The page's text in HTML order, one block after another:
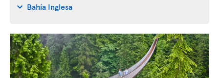
Bahía Inglesa